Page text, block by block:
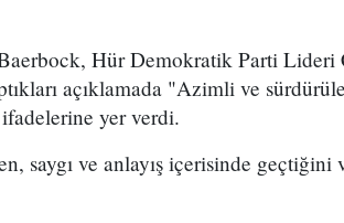
Hür Demokratik Parti
açıklamada "Azimli ve
yer verdi.
saygı ve anlayış içerisinde